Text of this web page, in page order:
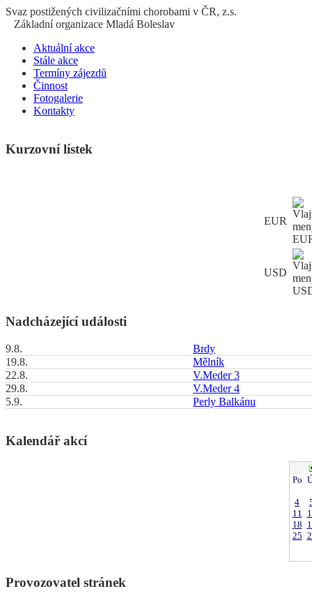
Svaz postižených civilizačními chorobami v ČR, z.s.
Základní organizace Mladá Boleslav
Aktuální akce
Stále akce
Termíny zájezdů
Činnost
Fotogalerie
Kontakty
Kurzovní lístek
EUR
USD
Nadcházející události
9.8.
Brdy
19.8.
Mělník
22.8.
V.Meder 3
29.8.
V.Meder 4
5.9.
Perly Balkánu
Kalendář akcí
Po
4
11
18
25
Provozovatel stránek